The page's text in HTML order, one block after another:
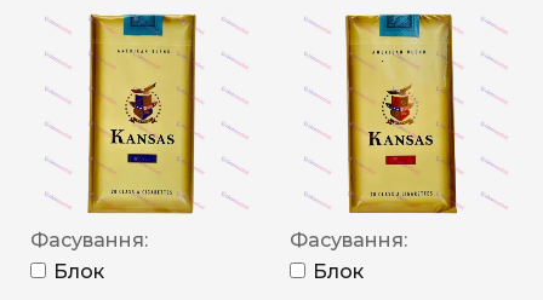
Фасування:
Блок
Фасування:
Блок